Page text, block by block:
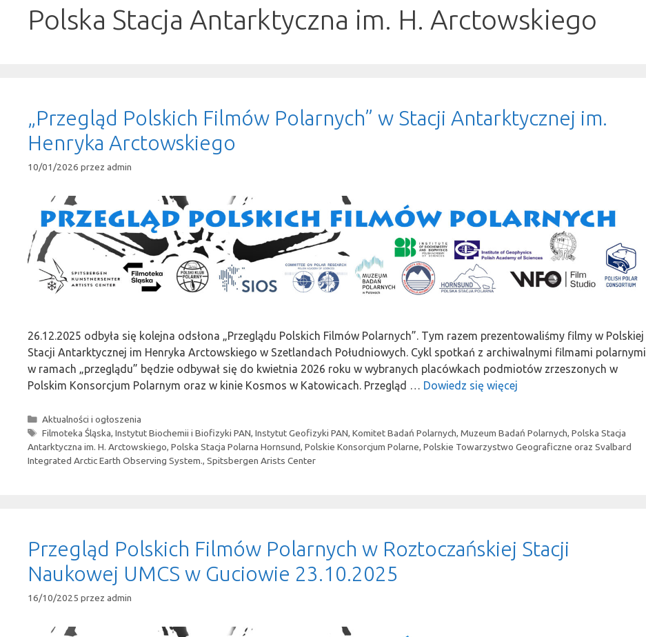
Polska Stacja Antarktyczna im. H. Arctowskiego
„Przegląd Polskich Filmów Polarnych” w Stacji Antarktycznej im.
Henryka Arctowskiego
10/01/2026 przez admin
26.12.2025 odbyła się kolejna odsłona „Przeglądu Polskich Filmów Polarnych”. Tym razem prezentowaliśmy filmy w Polskiej
Stacji Antarktycznej im Henryka Arctowskiego w Szetlandach Południowych. Cykl spotkań z archiwalnymi filmami polarnymi
w ramach „przeglądu” będzie odbywał się do kwietnia 2026 roku w wybranych placówkach podmiotów zrzeszonych w
Polskim Konsorcjum Polarnym oraz w kinie Kosmos w Katowicach. Przegląd … Dowiedz się więcej
Kategorie
Aktualności i ogłoszenia
Tagi
Filmoteka Śląska,Instytut Biochemii i Biofizyki PAN,Instytut Geofizyki PAN,Komitet Badań Polarnych,Muzeum Badań Polarnych,Polska Stacja
Antarktyczna im. H. Arctowskiego, Polska Stacja Polarna Hornsund, Polskie Konsorcjum Polarne, Polskie Towarzystwo Geograficzne oraz Svalbard
Integrated Arctic Earth Observing System., Spitsbergen Arists Center
Przegląd Polskich Filmów Polarnych w Roztoczańskiej Stacji
Naukowej UMCS w Guciowie 23.10.2025
16/10/2025 przez admin